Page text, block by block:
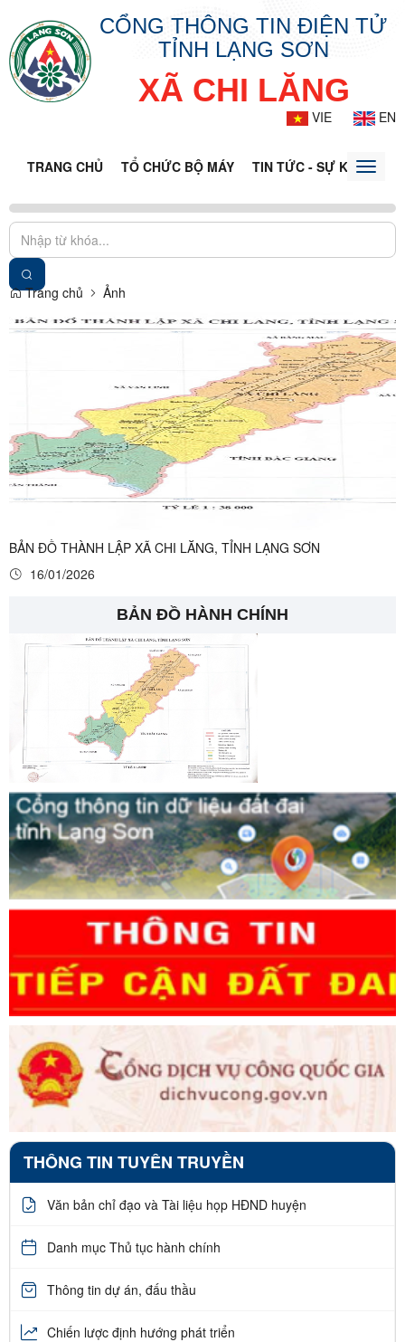
CỔNG THÔNG TIN ĐIỆN TỬ
TỈNH LẠNG SƠN
XÃ CHI LĂNG
VIE EN
TRANG CHỦ TỔ CHỨC BỘ MÁY TIN TỨC - SỰ KIỆNToggle
Trang chủ Ảnh
BẢN ĐỒ THÀNH LẬP XÃ CHI LĂNG, TỈNH LẠNG SƠN
16/01/2026
BẢN ĐỒ HÀNH CHÍNH
THÔNG TIN TUYÊN TRUYỀN
Văn bản chỉ đạo và Tài liệu họp HĐND huyện
Danh mục Thủ tục hành chính
Thông tin dự án, đấu thầu
Chiến lược định hướng phát triển